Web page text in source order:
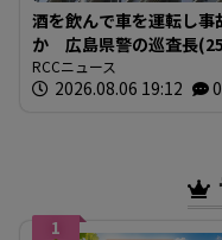
酒を飲んで車を運転し事
か 広島県警の巡査長
懲戒免職 事故の1時間半
に“飲食店で飲酒” 基準
RCCニュース
2026.08.06 19:12 0
1